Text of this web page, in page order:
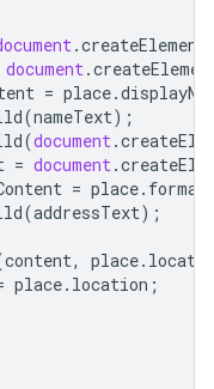
.createElement
document.
= place.
(nameText);
(document.
= document.
= place.
(addressText);
content, place.
place. location ;